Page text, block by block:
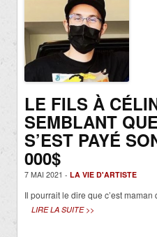
LE FILS À
SEMBLANT
S’EST PAYÉ
000$
7 MAI 2021 - LA VIE D'ARTISTE
Il pourrait le dire que c’est maman
LIRE LA SUITE >>